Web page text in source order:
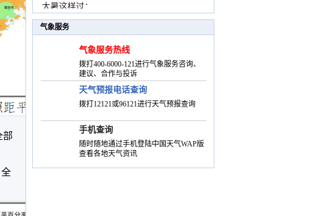
部
大暑这样过：
季
气象服务
气象服务热线
拨打400-6000-121进行气象服务咨询、
建议、合作与投诉
天气预报电话查询
拨打12121或96121进行天气预报查询
手机查询
随时随地通过手机登陆中国天气WAP版
查看各地天气资讯